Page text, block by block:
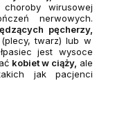
wirusowej
nerwowych.
pęcherzy,
twarz) lub w
jest wysoce
kobiet w ciąży, ale
jak pacjenci